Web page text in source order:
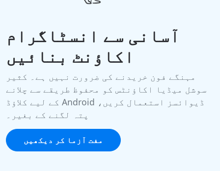
آسانی سے انسٹاگرام
اکاؤنٹ بنائیں
مہنگے فون خریدنے کی ضرورت نہیں ہے۔ کثیر
سوشل میڈیا اکاؤنٹس کو محفوظ طریقے سے چلانے
کے لیے کلاؤڈ Android ڈیوائسز استعمال کریں،
پتہ لگنے کے بغیر۔
مفت آزما کر دیکھیں